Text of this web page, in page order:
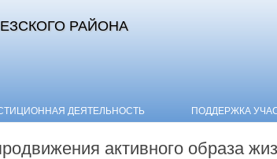
РАЙОНА
Skip to content
ДЕЯТЕЛЬНОСТЬ ПОДДЕРЖКА
активного образа